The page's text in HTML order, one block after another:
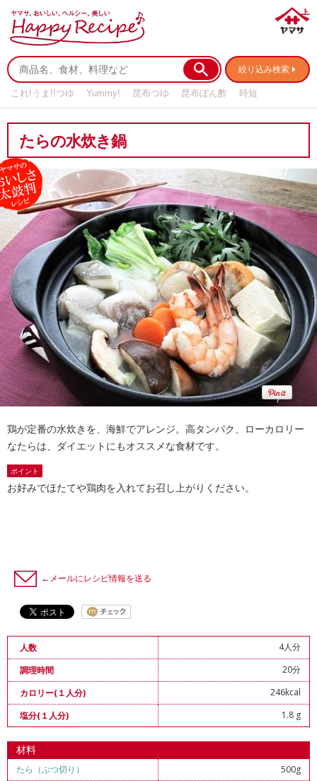
絞り込み検索
これ!うま!!つゆ Yummy! 昆布つゆ 昆布ぽん酢
時短
たらの水炊き鍋
鶏が定番の水炊きを、海鮮でアレンジ。高タンパク、ローカロリー
なたらは、ダイエットにもオススメな食材です。
ポイント
お好みでほたてや鶏肉を入れてお召し上がりください。
←メールにレシピ情報を送る
人数
4人分
調理時間
20分
カロリー(１人分)
246kcal
塩分(１人分)
1.8 g
材料
たら（ぶつ切り）
500g